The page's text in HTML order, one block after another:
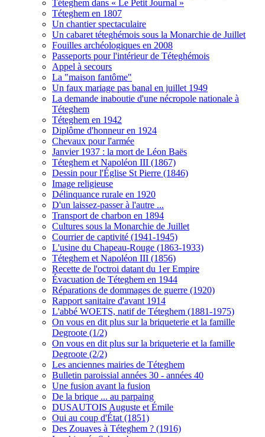
Téteghem dans « Le Petit Journal »
Téteghem en 1807
Un chantier spectaculaire
Un cabaret téteghémois sous la Monarchie de Juillet
Fouilles archéologiques en 2008
Passeports pour l'intérieur de Téteghémois
Appel à secours
La "maison fantôme"
Un faux mariage pas banal en juillet 1949
La demande inaboutie d'une nécropole nationale à
Téteghem
Téteghem en 1942
Diplôme d'honneur en 1924
Chevaux pour l'armée
Janvier 1937 : la mort de Léon Baës
Téteghem et Napoléon III (1867)
Dessin pour l'Église St Pierre (1846)
Image religieuse
Délinquance rurale en 1920
D'un laissez-passer à l'autre ...
Transport de charbon en 1894
Cultures sous la Monarchie de Juillet
Courrier de captivité (1941-1945)
L'usine du Chapeau-Rouge (1863-1933)
Téteghem et Napoléon III (1856)
Recette de l'octroi datant du 1er Empire
Évacuation de Téteghem en 1944
Réparations de dommages de guerre (1920)
Rapport sanitaire d'avant 1914
L'abbé WOETS, natif de Téteghem (1881-1975)
On vous en dit plus sur la briqueterie et la famille
Degroote (1/2)
On vous en dit plus sur la briqueterie et la famille
Degroote (2/2)
Les anciennes mairies de Téteghem
Bulletin paroissial années 30 - années 40
Une fusion avant la fusion
De la brique ... au parpaing
DUSAUTOIS Auguste et Émile
Oui au coup d'État (1851)
Des Zouaves à Téteghem ? (1916)